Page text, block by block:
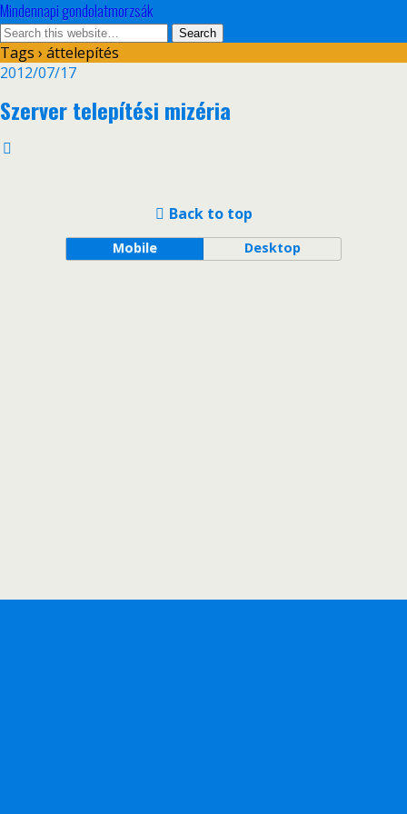
Mindennapi gondolatmorzsák
Tags › áttelepítés
2012/07/17
Szerver telepítési mizéria
Back to top
Mobile Desktop